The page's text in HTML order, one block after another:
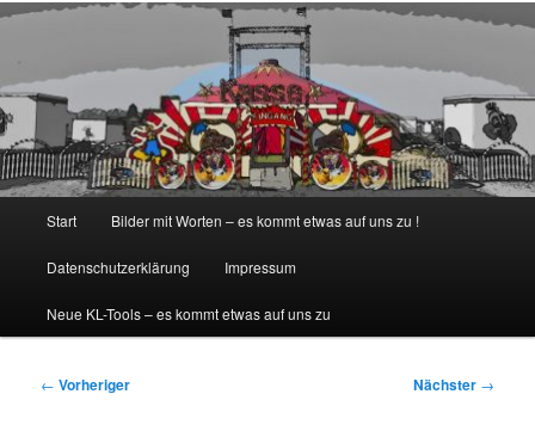
Start Bilder mit Worten – es kommt etwas auf uns zu !
Datenschutzerklärung Impressum
Neue KL-Tools – es kommt etwas auf uns zu
Beitragsnavigation
← Vorheriger Nächster →